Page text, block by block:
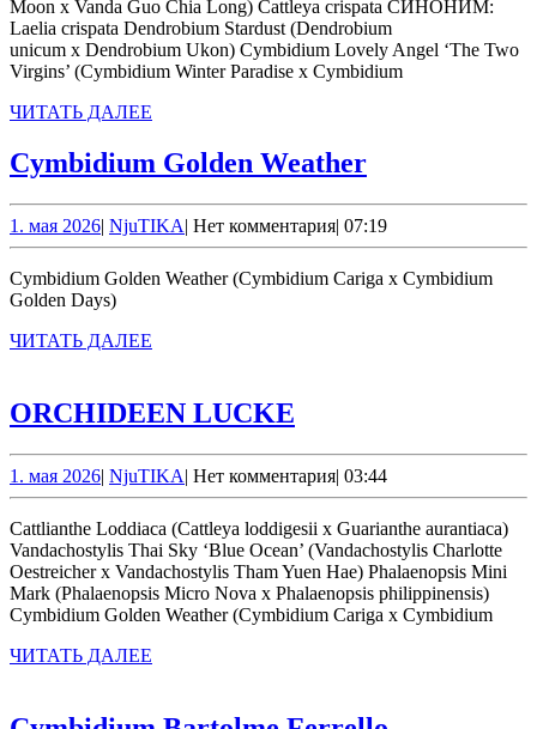
Moon x Vanda Guo Chia Long) Cattleya crispata СИНОНИМ:
Laelia crispata Dendrobium Stardust (Dendrobium
unicum x Dendrobium Ukon) Cymbidium Lovely Angel ‘The Two
Virgins’ (Cymbidium Winter Paradise x Cymbidium
ЧИТАТЬ ДАЛЕЕ
Cymbidium Golden WeatherCymbidium
Weather
1. мая 20261.
мая
2026
| NjuTIKANjuTIKA
| Нет комментария| 07:19
Cymbidium Golden Weather (Cymbidium Cariga x Cymbidium
Golden Days)
ЧИТАТЬ ДАЛЕЕ
ORCHIDEEN LUCKE
1. мая 20261.
мая
2026
| NjuTIKANjuTIKA
| Нет комментария| 03:44
Cattlianthe Loddiaca (Cattleya loddigesii x Guarianthe aurantiaca)
Vandachostylis Thai Sky ‘Blue Ocean’ (Vandachostylis Charlotte
Oestreicher x Vandachostylis Tham Yuen Hae) Phalaenopsis Mini
Mark (Phalaenopsis Micro Nova x Phalaenopsis philippinensis)
Cymbidium Golden Weather (Cymbidium Cariga x Cymbidium
ЧИТАТЬ ДАЛЕЕ